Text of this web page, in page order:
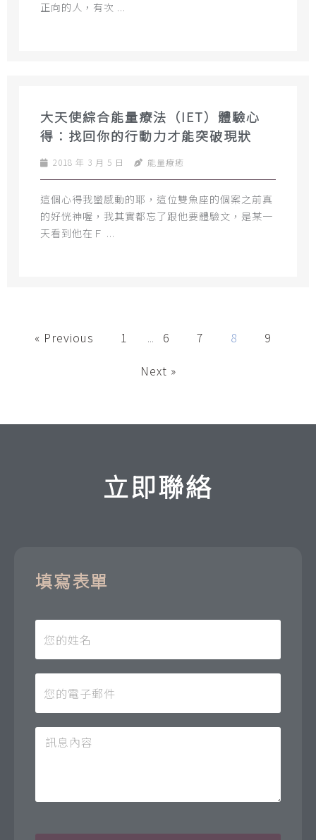
正向的人，有次 ...
大天使綜合能量療法（IET）體驗心
得：找回你的行動力才能突破現狀
2018 年 3 月 5 日 能量療癒
這個心得我蠻感動的耶，這位雙魚座的個案之前真
的好恍神喔，我其實都忘了跟他要體驗文，是某一
天看到他在Ｆ ...
« Previous 1 ... 6 7 8
9
Next »
立即聯絡
填寫表單